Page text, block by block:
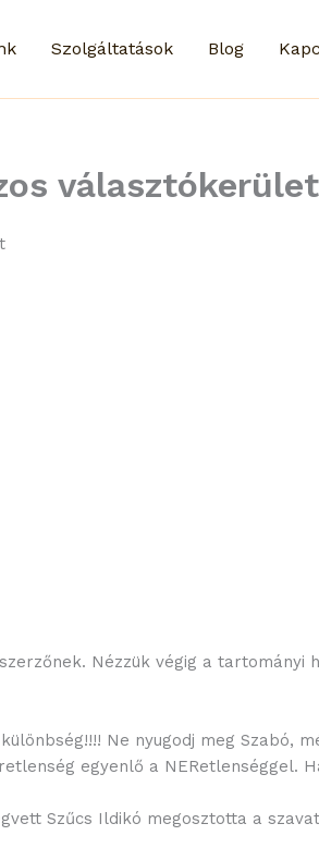
Szolgáltatások Blog
Nézzük végig a tartományi
Ne nyugodj meg Szabó,
egyenlő a NERetlenséggel.
Szűcs Ildikó megosztotta a